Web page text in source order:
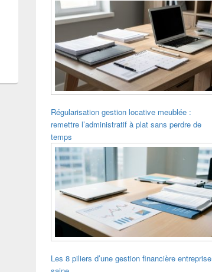
Régularisation gestion locative meublée :
remettre l’administratif à plat sans perdre de
temps
Les 8 piliers d’une gestion financière entreprise